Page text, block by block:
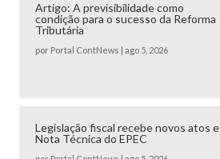
Artigo: A previsibilidade como
condição para o sucesso da Reforma
Tributária
por Portal ContNews ago 5, 2026
Legislação fiscal recebe novos atos e
Nota Técnica do EPEC